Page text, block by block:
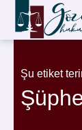
Şu etiket